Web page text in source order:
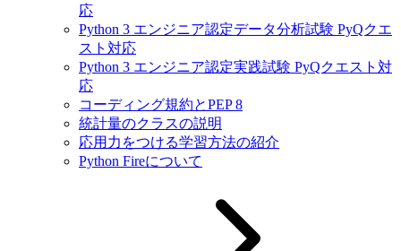
応
Python 3 エンジニア認定データ分析試験 PyQクエ
スト対応
Python 3 エンジニア認定実践試験 PyQクエスト対
応
コーディング規約とPEP 8
統計量のクラスの説明
応用力をつける学習方法の紹介
Python Fireについて